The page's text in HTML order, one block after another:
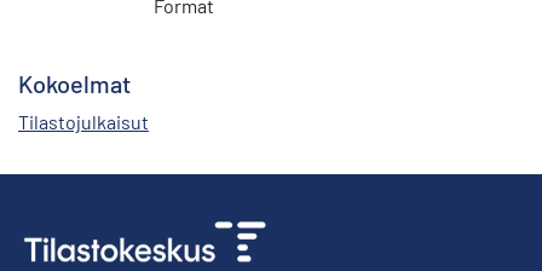
Format
Kokoelmat
Tilastojulkaisut